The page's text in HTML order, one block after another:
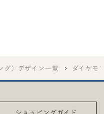
グ）デザイン一覧 ダイヤモ